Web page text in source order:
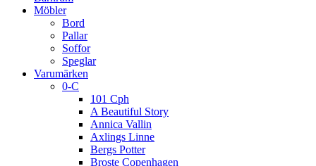
Möbler
Bord
Pallar
Soffor
Speglar
Varumärken
0-C
101 Cph
A Beautiful Story
Annica Vallin
Axlings Linne
Bergs Potter
Broste Copenhagen